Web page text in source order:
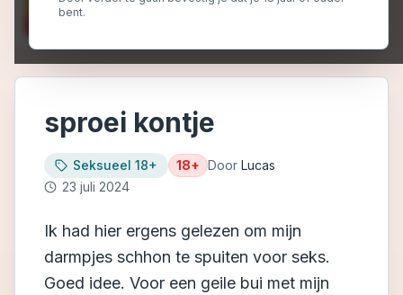
bent.
sproei kontje
Seksueel 18+ 18+ Door Lucas
23 juli 2024
Ik had hier ergens gelezen om mijn
darmpjes schhon te spuiten voor seks.
Goed idee. Voor een geile bui met mijn